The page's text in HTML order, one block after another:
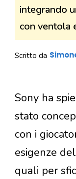
integrando
con ventola
Scritto da
Sony ha
stato
con i
esigenze
quali per